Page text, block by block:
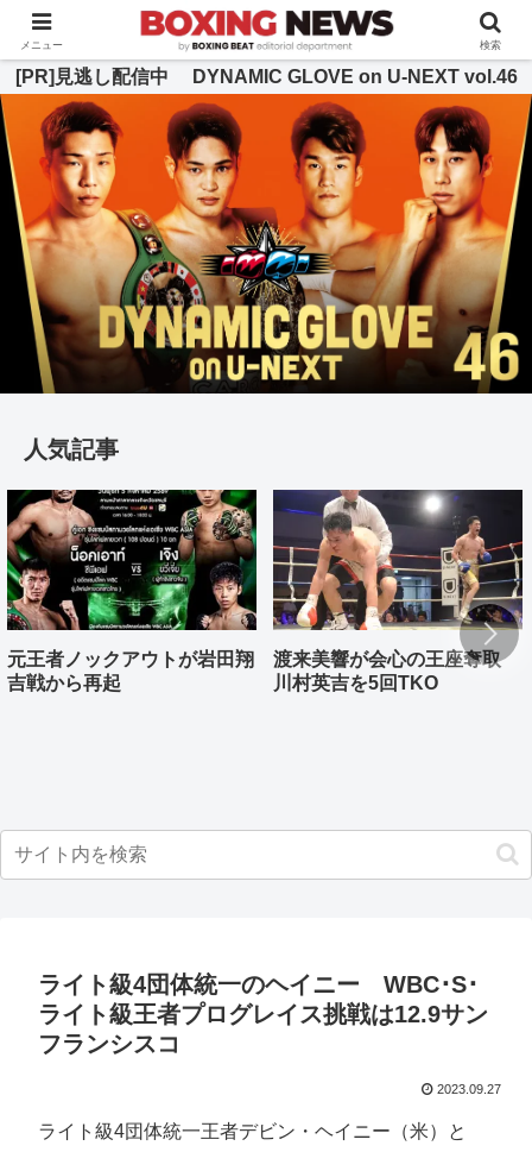
BOXING BEAT [ボクシング・ビート] 公式サイト
[PR]見逃し配信中 DYNAMIC GLOVE on U-NEXT vol.46
人気記事
元王者ノックアウトが岩田翔
吉戦から再起
渡来美響が会心の王座奪取
川村英吉を5回TKO
ライト級4団体統一のヘイニー WBC･S･
ライト級王者プログレイス挑戦は12.9サン
フランシスコ
2023.09.27
ライト級4団体統一王者デビン・ヘイニー（米）と
メニュー 検索